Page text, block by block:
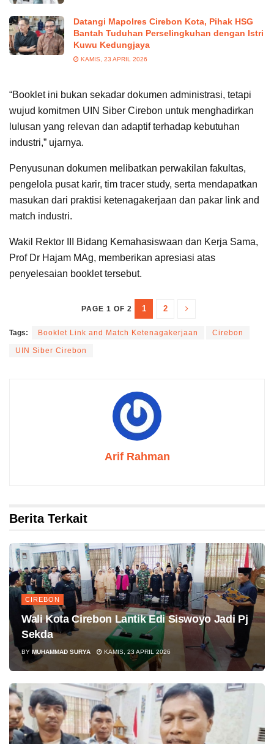
Datangi Mapolres Cirebon Kota, Pihak HSG
Bantah Tuduhan Perselingkuhan dengan Istri
Kuwu Kedungjaya
KAMIS, 23 APRIL 2026
“Booklet ini bukan sekadar dokumen administrasi, tetapi
wujud komitmen UIN Siber Cirebon untuk menghadirkan
lulusan yang relevan dan adaptif terhadap kebutuhan
industri,” ujarnya.
Penyusunan dokumen melibatkan perwakilan fakultas,
pengelola pusat karir, tim tracer study, serta mendapatkan
masukan dari praktisi ketenagakerjaan dan pakar link and
match industri.
Wakil Rektor III Bidang Kemahasiswaan dan Kerja Sama,
Prof Dr Hajam MAg, memberikan apresiasi atas
penyelesaian booklet tersebut.
PAGE 1 OF 2 1 2
Tags: Booklet Link and Match Ketenagakerjaan Cirebon
UIN Siber Cirebon
Arif Rahman
Berita Terkait
CIREBON
Wali Kota Cirebon Lantik Edi Siswoyo Jadi Pj
Sekda
BY MUHAMMAD SURYA KAMIS, 23 APRIL 2026